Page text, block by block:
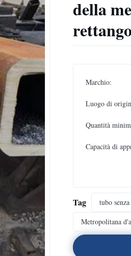
della
Marchio:
Luogo di
Quantità
Capacità di
Tag tubo
Metropolitana